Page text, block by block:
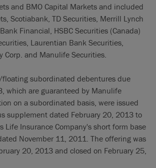
and BMO Capital Markets and included
Scotiabank, TD Securities, Merrill Lynch
Financial, HSBC Securities (Canada)
Laurentian Bank Securities,
Corp. and Manulife Securities.
subordinated debentures due
which are guaranteed by Manulife
on a subordinated basis, were issued
supplement dated February 20, 2013 to
Life Insurance Company's short form base
November 11, 2011. The offering was
20, 2013 and closed on February 25,